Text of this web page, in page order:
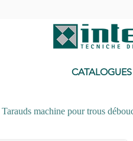
CATALOGUES
Tarauds machine pour trous